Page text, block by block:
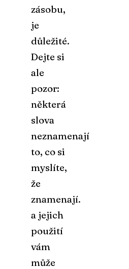
zásobu,
je
důležité.
Dejte si
ale
pozor:
některá
slova
neznamenají
to, co si
myslíte,
že
znamenají.
a jejich
použití
vám
může